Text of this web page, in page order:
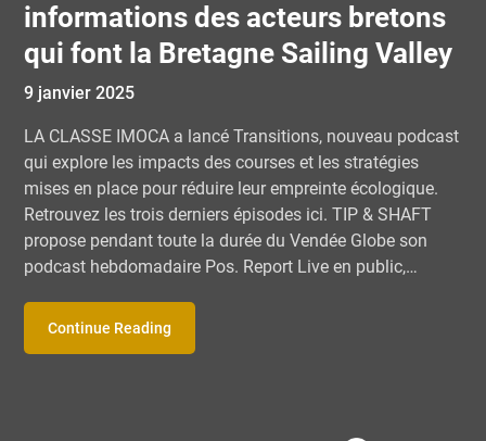
informations des acteurs bretons
qui font la Bretagne Sailing Valley
9 janvier 2025
LA CLASSE IMOCA a lancé Transitions, nouveau podcast
qui explore les impacts des courses et les stratégies
mises en place pour réduire leur empreinte écologique.
Retrouvez les trois derniers épisodes ici. TIP & SHAFT
propose pendant toute la durée du Vendée Globe son
podcast hebdomadaire Pos. Report Live en public,…
Continue Reading